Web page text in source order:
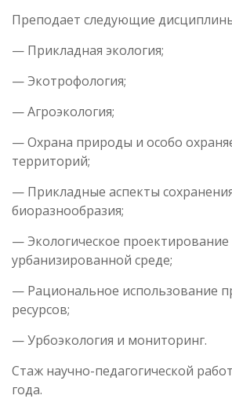
Преподает следующие
— Прикладная экология;
— Экотрофология;
— Агроэкология;
— Охрана природы и особо
территорий;
— Прикладные аспекты
биоразнообразия;
— Экологическое проектирование
урбанизированной среде;
— Рациональное использование
ресурсов;
— Урбоэкология и мониторинг.
Стаж научно-педагогической
года.